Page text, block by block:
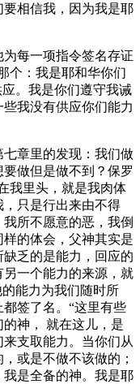
相信我，因为我是耶
每一项指令签名存证
个：我是耶和华你们
。我是你们遵守我诫
我没有供应你们能力
章里的发现：我们做
做但是做不到？保罗
我里头，就是我肉体
只是行出来由不得
所不愿意的恶，我倒
样的体会，父神其实是
乏的是能力，回应的
一个能力的来源，就
能力为我们随时所
签了名。“这里有些
神， 就在这儿，是
支取能力。当你们从
或是不做不该做的；
是全备的神。我是耶